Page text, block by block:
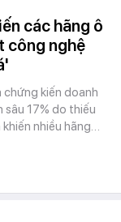
các hãng ô
công nghệ
chứng kiến doanh
sâu 17% do thiếu
nhiều hãng…